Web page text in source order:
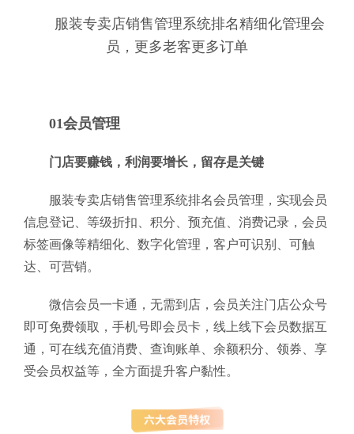
服装专卖店销售管理系统排名精细化管理会
员，更多老客更多订单
01会员管理
门店要赚钱，利润要增长，留存是关键
服装专卖店销售管理系统排名会员管理，实现会员
信息登记、等级折扣、积分、预充值、消费记录，会员
标签画像等精细化、数字化管理，客户可识别、可触
达、可营销。
微信会员一卡通，无需到店，会员关注门店公众号
即可免费领取，手机号即会员卡，线上线下会员数据互
通，可在线充值消费、查询账单、余额积分、领券、享
受会员权益等，全方面提升客户黏性。